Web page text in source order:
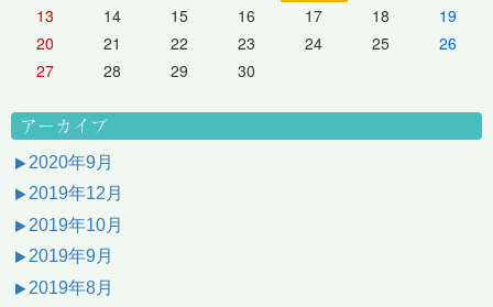
13
14 15 16 17 18
19
20
21 22 23 24 25
26
27
28 29 30
アーカイブ
2020年9月
2019年12月
2019年10月
2019年9月
2019年8月